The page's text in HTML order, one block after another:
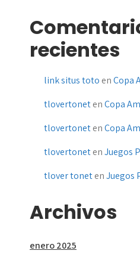
recientes
link situs toto enCopa
tlovertonetenCopa
tlovertonetenCopa
tlovertonetenJuegos
tlover tonetenJuegos
Archivos
enero 2025